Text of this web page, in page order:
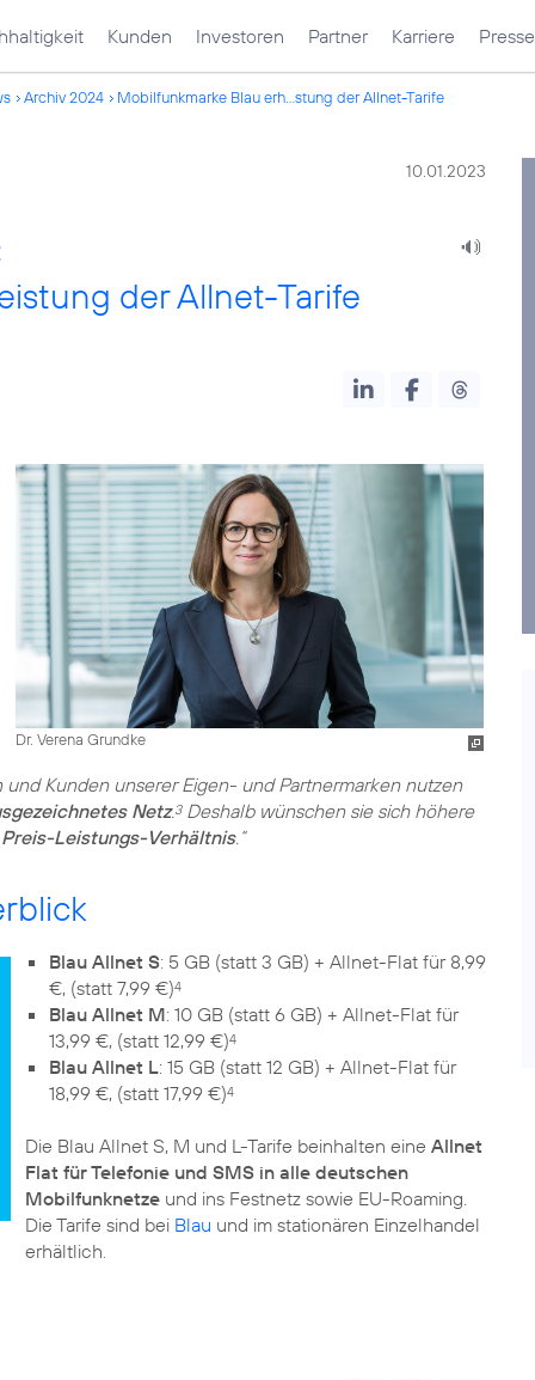
Kunden Investoren Partner Karriere Presse
Archiv 2024 Mobilfunkmarke Blau erh...stung der Allnet-Tarife
10.01.2023
der Allnet-Tarife
Dr. Verena Grundke
und Kunden unserer Eigen- und Partnermarken nutzen
Netz.3Deshalb wünschen sie sich höhere
Leistungs-Verhältnis.“
Blau Allnet S: 5 GB (statt 3 GB) + Allnet-Flat für 8,99
€, (statt 7,99 €)4
Blau Allnet M: 10 GB (statt 6 GB) + Allnet-Flat für
13,99 €, (statt 12,99 €)4
Blau Allnet L: 15 GB (statt 12 GB) + Allnet-Flat für
18,99 €, (statt 17,99 €)4
Die Blau Allnet S, M und L-Tarife beinhalten eine Allnet
Flat für Telefonie und SMS in alle deutschen
Mobilfunknetzeund ins Festnetz sowie EU-Roaming.
Die Tarife sind bei Blau und im stationären Einzelhandel
erhältlich.